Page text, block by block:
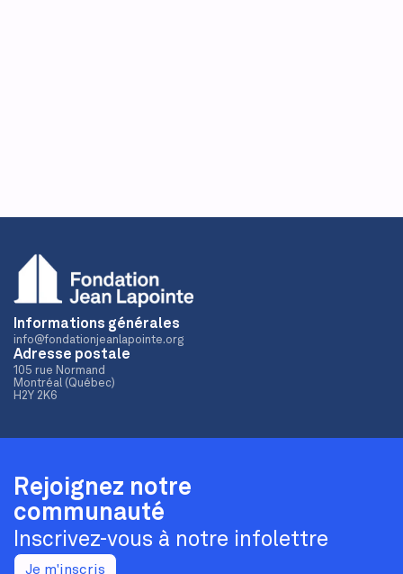
Informations générales
info@fondationjeanlapointe.org
Adresse postale
105 rue Normand
Montréal (Québec)
H2Y 2K6
Rejoignez notre
communauté
Inscrivez-vous à notre infolettre
Je m'inscris